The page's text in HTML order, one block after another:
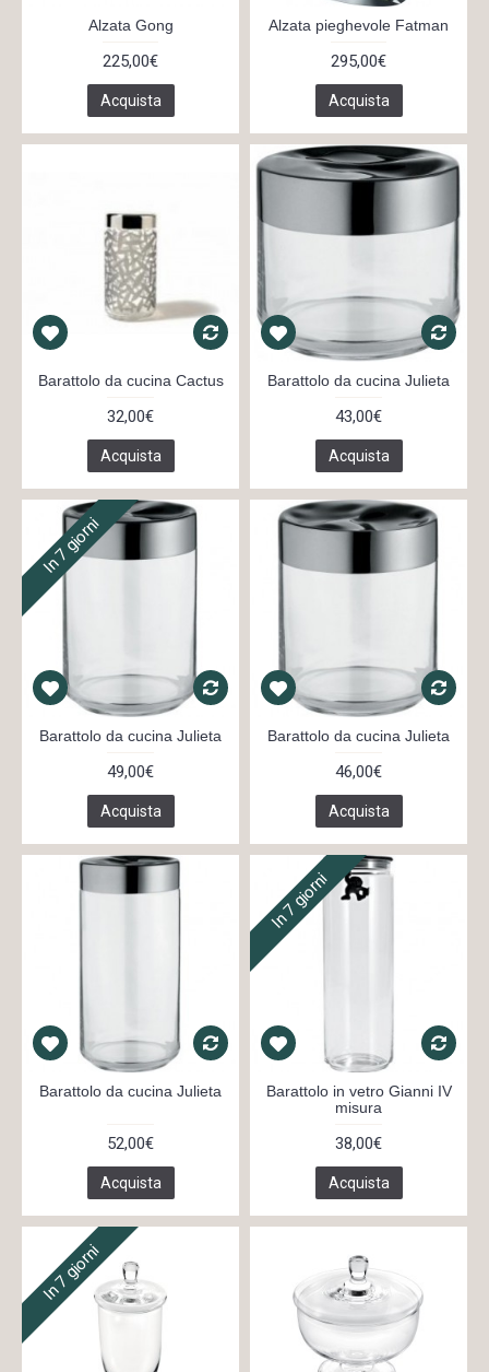
Alzata Gong
225,00€
Acquista
Alzata pieghevole Fatman
295,00€
Acquista
Barattolo da cucina Cactus
32,00€
Acquista
Barattolo da cucina Julieta
43,00€
Acquista
In 7 giorni
Barattolo da cucina Julieta
49,00€
Acquista
Barattolo da cucina Julieta
46,00€
Acquista
Barattolo da cucina Julieta
52,00€
Acquista
In 7 giorni
Barattolo in vetro Gianni IV
misura
38,00€
Acquista
In 7 giorni